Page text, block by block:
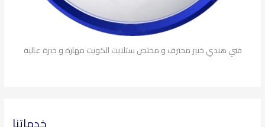
فني هندي خبير محترف و مختص ستلايت الكويت مهارة و خبرة عالية